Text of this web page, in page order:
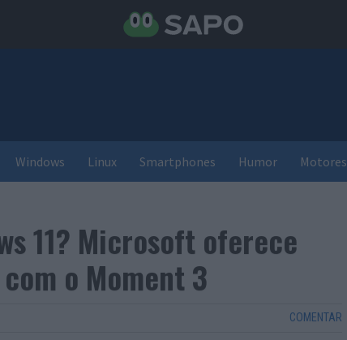
Windows Linux Smartphones Humor Motores
11? Microsoft oferece
o Moment 3
COMENTAR